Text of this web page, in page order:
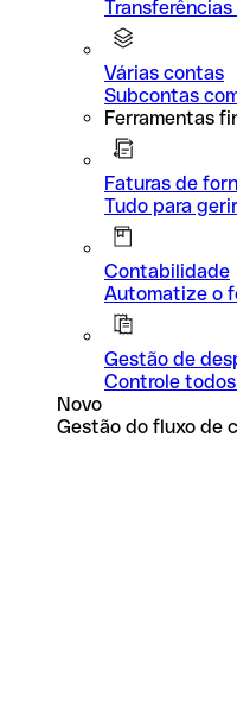
Várias contas
Subcontas
Ferramentas
Faturas de
Tudo para
Contabilidade
Automatize o
Gestão de
Controle
Novo
Gestão do fluxo de